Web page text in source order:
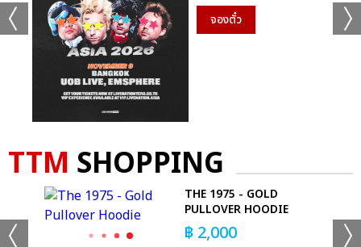
จองตั๋ว
TTM SHOPPING
THE 1975 - GOLD
PULLOVER HOODIE
฿ 2,000